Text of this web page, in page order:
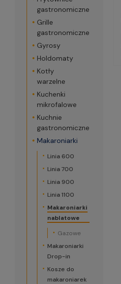
gastronomiczne
Grille
gastronomiczne
Gyrosy
Holdomaty
Kotły
warzelne
Kuchenki
mikrofalowe
Kuchnie
gastronomiczne
Makaroniarki
Linia 600
Linia 700
Linia 900
Linia 1100
Makaroniarki
nablatowe
Gazowe
Makaroniarki
Drop-in
Kosze do
makaroniarek